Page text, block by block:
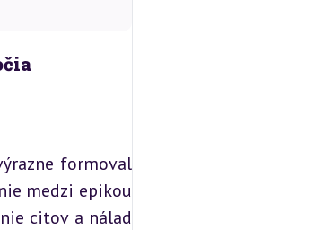
formoval
medzi epikou
citov a nálad